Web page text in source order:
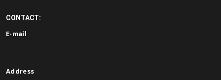
CONTACT:
E-mail
Address